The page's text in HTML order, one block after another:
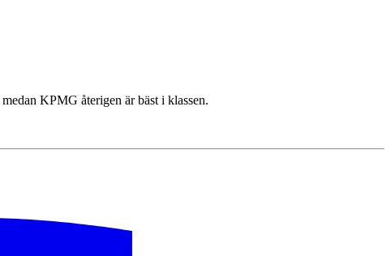
KPMG återigen är bäst i klassen.